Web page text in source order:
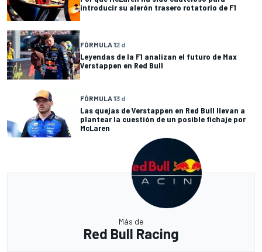
introducir su alerón trasero rotatorio de F1
FÓRMULA 12 d
Leyendas de la F1 analizan el futuro de Max
Verstappen en Red Bull
FÓRMULA 13 d
Las quejas de Verstappen en Red Bull llevan a
plantear la cuestión de un posible fichaje por
McLaren
Más de
Red Bull Racing